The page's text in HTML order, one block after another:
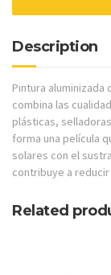
Description
Pintura
combina las
plásticas,
forma una película
solares con el
contribuye a
Related